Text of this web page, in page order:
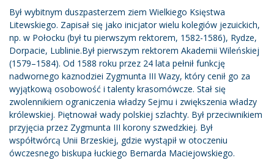
Był wybitnym duszpasterzem ziem Wielkiego Księstwa
Litewskiego. Zapisał się jako inicjator wielu kolegiów jezuickich,
np. w Połocku (był tu pierwszym rektorem, 1582-1586), Rydze,
Dorpacie, Lublinie.Był pierwszym rektorem Akademii Wileńskiej
(1579–1584). Od 1588 roku przez 24 lata pełnił funkcję
nadwornego kaznodziei Zygmunta III Wazy, który cenił go za
wyjątkową osobowość i talenty krasomówcze. Stał się
zwolennikiem ograniczenia władzy Sejmu i zwiększenia władzy
królewskiej. Piętnował wady polskiej szlachty. Był przeciwnikiem
przyjęcia przez Zygmunta III korony szwedzkiej. Był
współtwórcą Unii Brzeskiej, gdzie wystąpił w otoczeniu
ówczesnego biskupa łuckiego Bernarda Maciejowskiego.